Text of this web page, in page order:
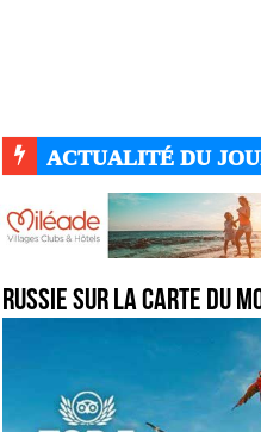
ACTUALITÉ DU
ACTUALITÉ
Russie sur la carte du